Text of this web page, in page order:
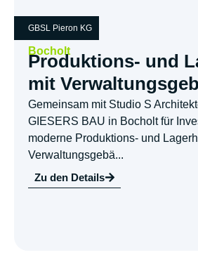
GBSL Pieron KG
Bocholt
Produktions- und
mit
Gemeinsam mit Studio S
GIESERS BAU in Bocholt für
moderne Produktions- und
Verwaltungsgebä...
Zu den Details